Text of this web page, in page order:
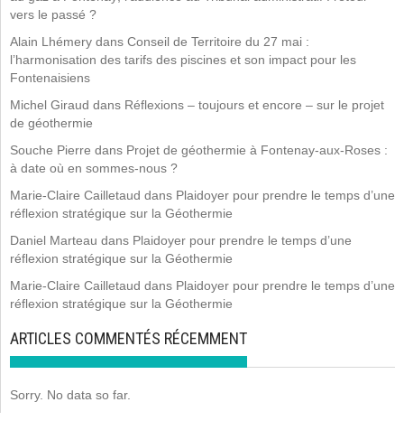
vers le passé ?
Alain Lhémery dans Conseil de Territoire du 27 mai :
l’harmonisation des tarifs des piscines et son impact pour les
Fontenaisiens
Michel Giraud dans Réflexions – toujours et encore – sur le projet
de géothermie
Souche Pierre dans Projet de géothermie à Fontenay-aux-Roses :
à date où en sommes-nous ?
Marie-Claire Cailletaud dans Plaidoyer pour prendre le temps d’une
réflexion stratégique sur la Géothermie
Daniel Marteau dans Plaidoyer pour prendre le temps d’une
réflexion stratégique sur la Géothermie
Marie-Claire Cailletaud dans Plaidoyer pour prendre le temps d’une
réflexion stratégique sur la Géothermie
ARTICLES COMMENTÉS RÉCEMMENT
Sorry. No data so far.